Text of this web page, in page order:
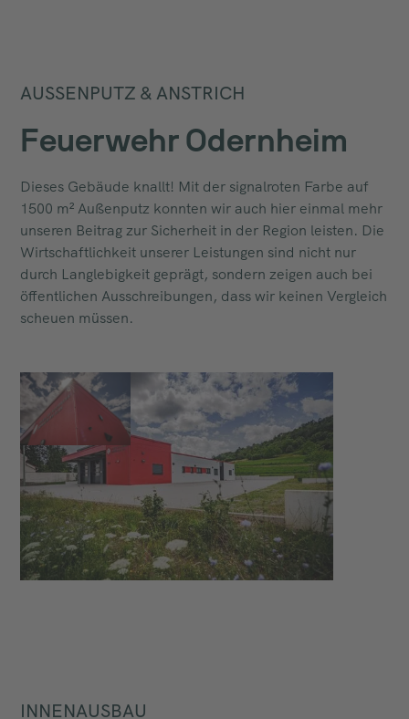
AUSSENPUTZ & ANSTRICH
Feuerwehr Odernheim
Dieses Gebäude knallt! Mit der signalroten Farbe auf
1500 m² Außenputz konnten wir auch hier einmal mehr
unseren Beitrag zur Sicherheit in der Region leisten. Die
Wirtschaftlichkeit unserer Leistungen sind nicht nur
durch Langlebigkeit geprägt, sondern zeigen auch bei
öffentlichen Ausschreibungen, dass wir keinen Vergleich
scheuen müssen.
INNENAUSBAU